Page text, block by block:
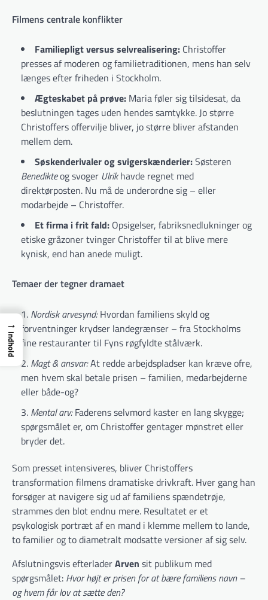
Filmens centrale konflikter
Familiepligt versus selvrealisering: Christoffer
presses af moderen og familietraditionen, mens han selv
længes efter friheden i Stockholm.
Ægteskabet på prøve: Maria føler sig tilsidesat, da
beslutningen tages uden hendes samtykke. Jo større
Christoffers offervilje bliver, jo større bliver afstanden
mellem dem.
Søskenderivaler og svigerskænderier:Søsteren
Benedikteog svoger Ulrikhavde regnet med
direktørposten. Nu må de underordne sig – eller
modarbejde – Christoffer.
Et firma i frit fald: Opsigelser, fabriksnedlukninger og
etiske gråzoner tvinger Christoffer til at blive mere
kynisk, end han anede muligt.
Temaer der tegner dramaet
Nordisk arvesynd:Hvordan familiens skyld og
forventninger krydser landegrænser – fra Stockholms
fine restauranter til Fyns røgfyldte stålværk.
Magt & ansvar:At redde arbejdspladser kan kræve ofre,
men hvem skal betale prisen – familien, medarbejderne
eller både-og?
Mental arv:Faderens selvmord kaster en lang skygge;
spørgsmålet er, om Christoffer gentager mønstret eller
bryder det.
Som presset intensiveres, bliver Christoffers
transformation filmens dramatiske drivkraft. Hver gang han
forsøger at navigere sig ud af familiens spændetrøje,
strammes den blot endnu mere. Resultatet er et
psykologisk portræt af en mand i klemme mellem to lande,
to familier og to diametralt modsatte versioner af sig selv.
Afslutningsvis efterladerArven sit publikum med
spørgsmålet: Hvor højt er prisen for at bære familiens navn –
og hvem får lov at sætte den?
→
Indhold